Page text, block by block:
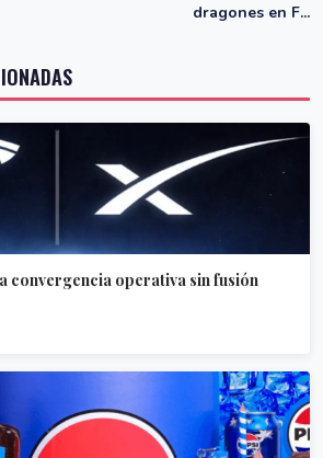
dragones en F...
convergencia operativa sin fusión